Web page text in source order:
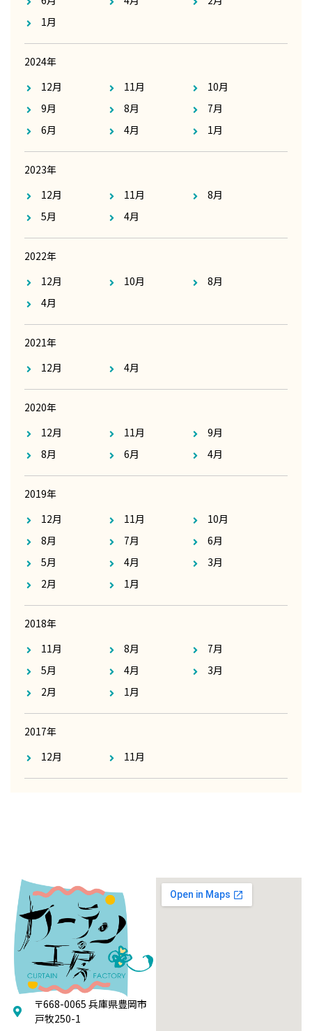
1月
2024年
12月
11月
10月
9月
8月
7月
6月
4月 1月
2023年
12月
11月
8月
5月
4月
2022年
12月
10月
8月
4月
2021年
12月
4月
2020年
12月
11月
9月
8月
6月 4月
2019年
12月
11月
10月
8月
7月
6月
5月
4月
3月
2月
1月
2018年
11月
8月
7月
5月
4月
3月
2月
1月
2017年
12月
11月
〒668-0065 兵庫県豊岡市
戸牧250-1